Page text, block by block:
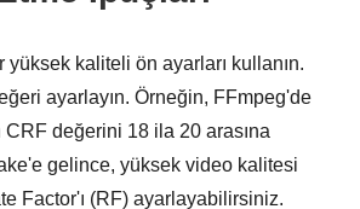
yüksek kaliteli ön ayarları kullanın.
ayarlayın. Örneğin, FFmpeg'de
değerini 18 ila 20 arasına
gelince, yüksek video kalitesi
Factor'ı (RF) ayarlayabilirsiniz.